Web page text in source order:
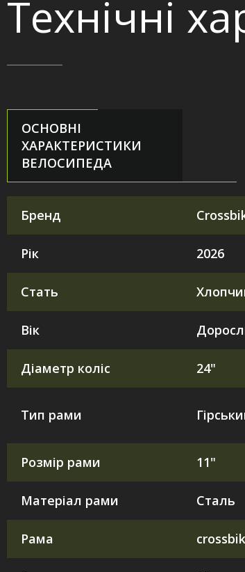
Технічні
ОСНОВНІ
ХАРАКТЕРИСТИКИ
ВЕЛОСИПЕДА
Бренд
Рік 2026
Стать
Вік
Діаметр коліс 24"
Тип рами
Розмір рами 11"
Матеріал рами Сталь
Рама